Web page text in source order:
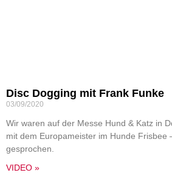
Disc Dogging mit Frank Funke
03/09/2020
Wir waren auf der Messe Hund & Katz in
mit dem Europameister im Hunde Frisbee
gesprochen.
VIDEO »